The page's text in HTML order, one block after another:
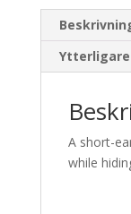
A short-
while